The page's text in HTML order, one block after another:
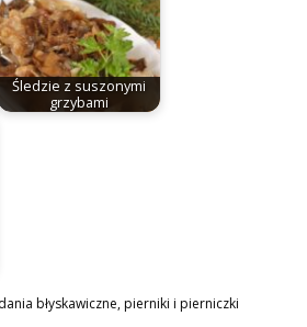
Śledzie z suszonymi
grzybami
dania błyskawiczne,pierniki i pierniczki